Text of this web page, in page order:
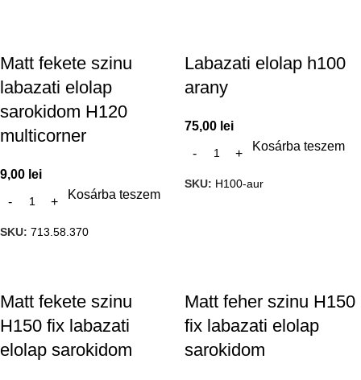
Matt fekete szinu
labazati elolap
sarokidom H120
multicorner
9,00 lei
Kosárba teszem
SKU: 713.58.370
Labazati elolap h100
arany
75,00 lei
Kosárba teszem
SKU: H100-aur
Matt fekete szinu
H150 fix labazati
elolap sarokidom
Matt feher szinu H150
fix labazati elolap
sarokidom